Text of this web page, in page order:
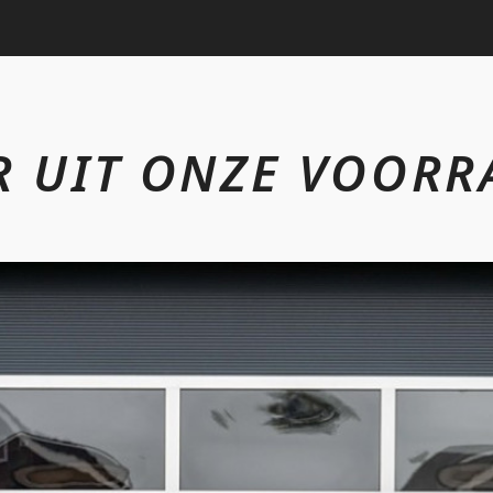
UIT ONZE